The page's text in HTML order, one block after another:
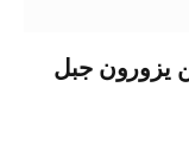
يزورون جبل